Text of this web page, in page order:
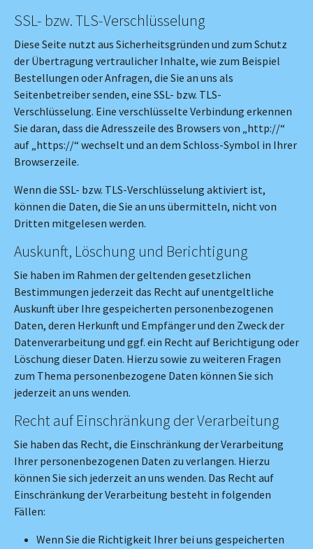
SSL- bzw. TLS-Verschlüsselung
Diese Seite nutzt aus Sicherheitsgründen und zum Schutz
der Übertragung vertraulicher Inhalte, wie zum Beispiel
Bestellungen oder Anfragen, die Sie an uns als
Seitenbetreiber senden, eine SSL- bzw. TLS-
Verschlüsselung. Eine verschlüsselte Verbindung erkennen
Sie daran, dass die Adresszeile des Browsers von „http://“
auf „https://“ wechselt und an dem Schloss-Symbol in Ihrer
Browserzeile.
Wenn die SSL- bzw. TLS-Verschlüsselung aktiviert ist,
können die Daten, die Sie an uns übermitteln, nicht von
Dritten mitgelesen werden.
Auskunft, Löschung und Berichtigung
Sie haben im Rahmen der geltenden gesetzlichen
Bestimmungen jederzeit das Recht auf unentgeltliche
Auskunft über Ihre gespeicherten personenbezogenen
Daten, deren Herkunft und Empfänger und den Zweck der
Datenverarbeitung und ggf. ein Recht auf Berichtigung oder
Löschung dieser Daten. Hierzu sowie zu weiteren Fragen
zum Thema personenbezogene Daten können Sie sich
jederzeit an uns wenden.
Recht auf Einschränkung der Verarbeitung
Sie haben das Recht, die Einschränkung der Verarbeitung
Ihrer personenbezogenen Daten zu verlangen. Hierzu
können Sie sich jederzeit an uns wenden. Das Recht auf
Einschränkung der Verarbeitung besteht in folgenden
Fällen:
Wenn Sie die Richtigkeit Ihrer bei uns gespeicherten